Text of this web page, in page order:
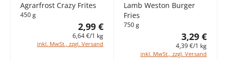
Agrarfrost Crazy Frites
450 g
2,99 €
6,64 €/1 kg
inkl. MwSt., zzgl. Versand
Lamb Weston Burger
Fries
750 g
3,29 €
4,39 €/1 kg
inkl. MwSt., zzgl. Versand